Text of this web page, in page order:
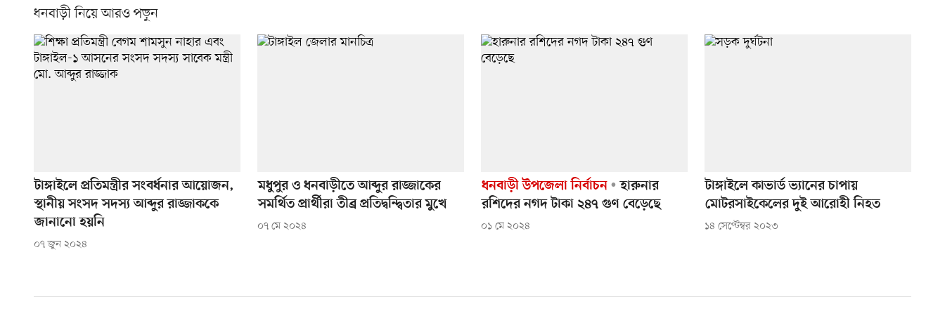
ধনবাড়ী নিয়ে আরও পড়ুন
টাঙ্গাইলে প্রতিমন্ত্রীর সংবর্ধনার আয়োজন,
স্থানীয় সংসদ সদস্য আব্দুর রাজ্জাককে
জানানো হয়নি
০৭ জুন ২০২৪
মধুপুর ও ধনবাড়ীতে আব্দুর রাজ্জাকের
সমর্থিত প্রার্থীরা তীব্র প্রতিদ্বন্দ্বিতার মুখে
০৭ মে ২০২৪
ধনবাড়ী উপজেলা নির্বাচন
হারুনার
রশিদের নগদ টাকা ২৪৭ গুণ বেড়েছে
০১ মে ২০২৪
টাঙ্গাইলে কাভার্ড ভ্যানের চাপায়
মোটরসাইকেলের দুই আরোহী নিহত
১৪ সেপ্টেম্বর ২০২৩